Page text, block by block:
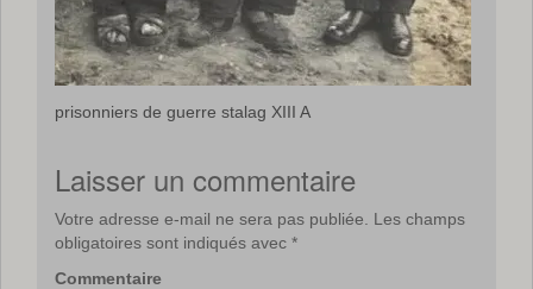
prisonniers de guerre stalag XIII A
Laisser un commentaire
Votre adresse e-mail ne sera pas publiée.
Les champs
obligatoires sont indiqués avec *
Commentaire